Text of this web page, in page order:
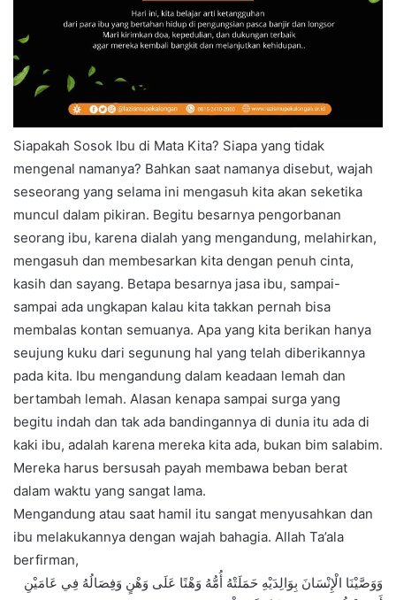
Siapakah Sosok Ibu di Mata Kita? Siapa yang tidak
mengenal namanya? Bahkan saat namanya disebut, wajah
seseorang yang selama ini mengasuh kita akan seketika
muncul dalam pikiran. Begitu besarnya pengorbanan
seorang ibu, karena dialah yang mengandung, melahirkan,
mengasuh dan membesarkan kita dengan penuh cinta,
kasih dan sayang. Betapa besarnya jasa ibu, sampai-
sampai ada ungkapan kalau kita takkan pernah bisa
membalas kontan semuanya. Apa yang kita berikan hanya
seujung kuku dari segunung hal yang telah diberikannya
pada kita. Ibu mengandung dalam keadaan lemah dan
bertambah lemah. Alasan kenapa sampai surga yang
begitu indah dan tak ada bandingannya di dunia itu ada di
kaki ibu, adalah karena mereka kita ada, bukan bim salabim.
Mereka harus bersusah payah membawa beban berat
dalam waktu yang sangat lama.
Mengandung atau saat hamil itu sangat menyusahkan dan
ibu melakukannya dengan wajah bahagia. Allah Ta’ala
berfirman,
وَوَصَّيْنَا الْإِنْسَانَ بِوَالِدَيْهِ حَمَلَتْهُ أُمُّهُ وَهْنًا عَلَى وَهْنٍ وَفِصَالُهُ فِي عَامَيْنِ